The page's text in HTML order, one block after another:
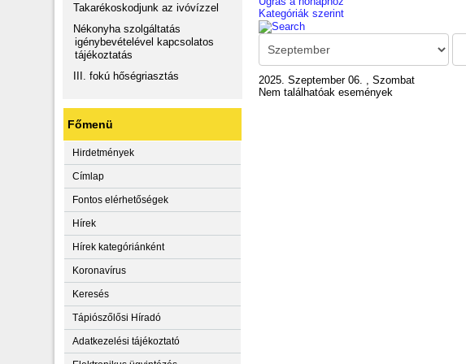
Takarékoskodjunk az ivóvízzel
Nékonyha szolgáltatás
igénybevételével kapcsolatos
tájékoztatás
III. fokú hőségriasztás
Főmenü
Hirdetmények
Címlap
Fontos elérhetőségek
Hírek
Hírek kategóriánként
Koronavírus
Keresés
Tápiószőlősi Híradó
Adatkezelési tájékoztató
Kategóriák szerint
2025. Szeptember 06. , Szombat
Nem találhatóak események